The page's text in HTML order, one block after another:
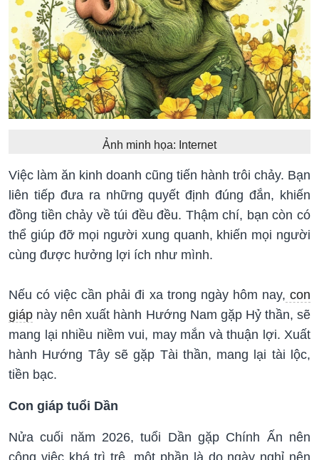
Ảnh minh họa: Internet
Việc làm ăn kinh doanh cũng tiến hành trôi chảy. Bạn
liên tiếp đưa ra những quyết định đúng đắn, khiến
đồng tiền chảy về túi đều đều. Thậm chí, bạn còn có
thể giúp đỡ mọi người xung quanh, khiến mọi người
cùng được hưởng lợi ích như mình.
Nếu có việc cần phải đi xa trong ngày hôm nay, con
giáp này nên xuất hành Hướng Nam gặp Hỷ thần, sẽ
mang lại nhiều niềm vui, may mắn và thuận lợi. Xuất
hành Hướng Tây sẽ gặp Tài thần, mang lại tài lộc,
tiền bạc.
Con giáp tuổi Dần
Nửa cuối năm 2026, tuổi Dần gặp Chính Ấn nên
công việc khá trì trệ, một phần là do ngày nghỉ nên